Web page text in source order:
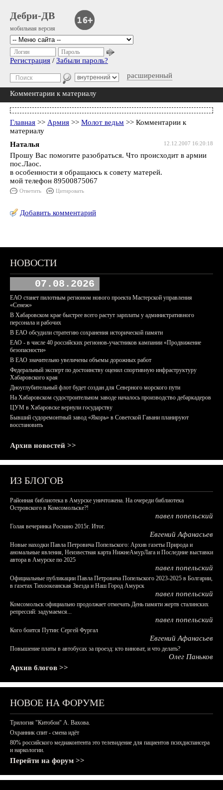
Дебри-ДВ
мобильная версия
расширенный
Логин Пароль
Регистрация / Забыли пароль?
Комментарии к материалу
Главная >> Армия >> Молот ведьм >> Комментарии к
материалу
12.12.2007 16:20:18
Наталья
Прошу Вас помогите разобраться. Что происходит в армии
пос.Лаос.
в особенности я обращаюсь к совету матерей.
мой телефон 89500875067
Ответить Цитировать
Добавить комментарий
НОВОСТИ
07.08.2026
ЕАО станет пилотным регионом нового проекта Мастерской управления
«Сенеж»
В Хабаровском крае быстрее всего растут зарплаты у административного
персонала и рабочих
В ЕАО обсудили стратегию сохранения исторической памяти
ЕАО - в числе 40 российских регионов-участников кампании «Продвижение
безопасности»
В ЕАО значительно увеличены объемы дорожных работ
Федеральный эксперт по достоинству оценил спортивную инфраструктуру
Хабаровского края
Дноуглубительный флот будет создан для Северного морского пути
На Хабаровском судостроительном заводе началось производство дебаркадеров
ЦУМ в Хабаровске вернули государству
Бывший судоремонтный завод «Якорь» в Советской Гавани планируют
восстановить
Архив новостей >>
ИЗ БЛОГОВ
Районная библиотека в Амурске уничтожена. На очереди библиотека
Островского в Комсомольске?!
павел попельский
Голая вечеринка Роснано 2015г. Итог.
Евгений Афанасьев
Новые находки Павла Петровича Попельского: Архив газеты Природа и
аномальные явления, Неизвестная карта НижнеАмурЛага и Последние выставки
автора в Амурске по 2025
павел попельский
Официальные публикации Павла Петровича Попельского 2023-2025 в Болгарии,
в газетах Тихоокеанская Звезда и Наш Город Амурск
павел попельский
Комсомольск официально продолжает отмечать День памяти жертв сталинских
репрессий: задумаемся...
павел попельский
Кого боится Путин: Сергей Фургал
Евгений Афанасьев
Повышение платы в автобусах за проезд: кто виноват, и что делать?
Олег Паньков
Архив блогов >>
НОВОЕ НА ФОРУМЕ
Трилогия "Китобои" А. Вахова.
Охранник спит - смена идёт
80% российского медиаконтента это телевидение для пациентов психдиспансера
и наркологии.
Перейти на форум >>